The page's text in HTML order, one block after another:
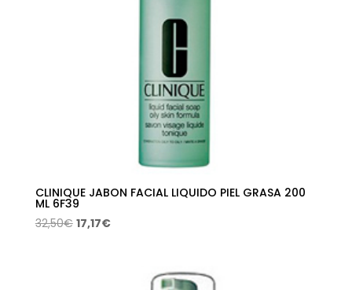
CLINIQUE JABON FACIAL LIQUIDO PIEL GRASA 200
ML 6F39
32,50€ El
17,17€El